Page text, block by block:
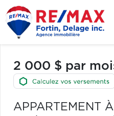
2 000 $ par
APPARTEMENT